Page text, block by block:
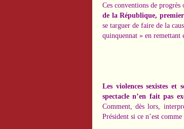
Ces conventions de
de la République,
se targuer de faire de la
quinquennat » en remettant
Les violences sexistes et
spectacle n’en fait pas
Comment, dès lors,
Président si ce n’est